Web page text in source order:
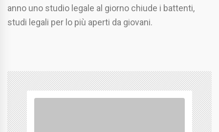
anno uno studio legale al giorno chiude i battenti,
studi legali per lo più aperti da giovani.